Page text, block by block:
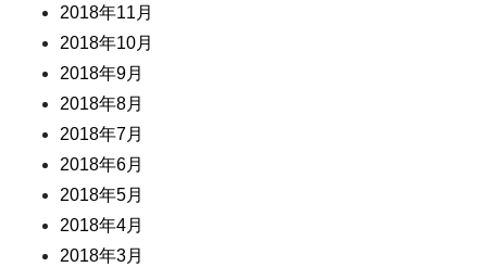
2018年11月
2018年10月
2018年9月
2018年8月
2018年7月
2018年6月
2018年5月
2018年4月
2018年3月